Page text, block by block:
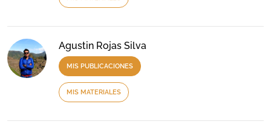
Agustin Rojas Silva
MIS PUBLICACIONES
MIS MATERIALES